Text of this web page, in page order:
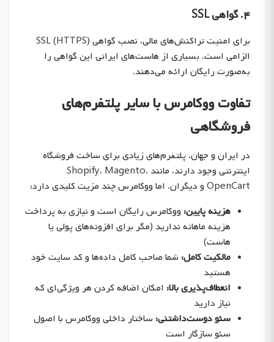
۴. گواهی SSL
برای امنیت تراکنش‌های مالی، نصب گواهی SSL (HTTPS)
الزامی است. بسیاری از هاست‌های ایرانی این گواهی را
به‌صورت رایگان ارائه می‌دهند.
تفاوت ووکامرس با سایر پلتفرم‌های
فروشگاهی
در ایران و جهان، پلتفرم‌های زیادی برای ساخت فروشگاه
اینترنتی وجود دارند، مانند Shopify، Magento،
OpenCart و دیگران. اما ووکامرس چند مزیت کلیدی دارد:
هزینه پایین: ووکامرس رایگان است و نیازی به پرداخت
هزینه ماهانه ندارید (مگر برای افزونه‌های پولی یا
هاست)
مالکیت کامل: شما صاحب کامل داده‌ها و کد سایت خود
هستید
انعطاف‌پذیری بالا: امکان اضافه کردن هر ویژگی‌ای که
نیاز دارید
سئو دوست‌داشتنی: ساختار داخلی ووکامرس با اصول
سئو سازگار است